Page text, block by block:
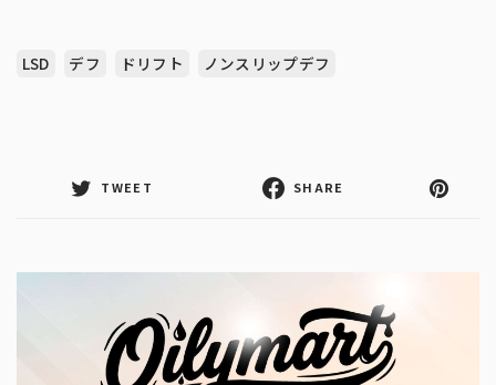
LSD デフ ドリフト ノンスリップデフ
TWEET SHARE